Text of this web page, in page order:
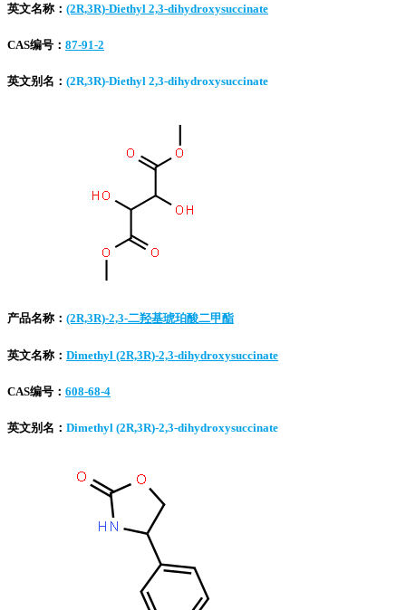
英文名称： (2R,3R)-Diethyl 2,3-dihydroxysuccinate
CAS编号： 87-91-2
英文别名： (2R,3R)-Diethyl 2,3-dihydroxysuccinate
产品名称： (2R,3R)-2,3-二羟基琥珀酸二甲酯
英文名称： Dimethyl (2R,3R)-2,3-dihydroxysuccinate
CAS编号： 608-68-4
英文别名： Dimethyl (2R,3R)-2,3-dihydroxysuccinate